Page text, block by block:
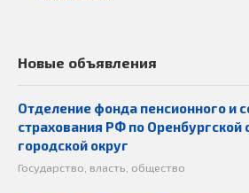
Новые объявления
Отделение фонда пенсионного и
страхования РФ по Оренбургской
городской округ
Государство, власть, общество